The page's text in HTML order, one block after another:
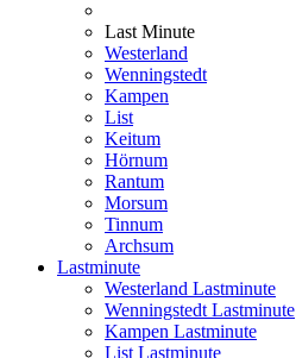
Last Minute
Westerland
Wenningstedt
Kampen
List
Keitum
Hörnum
Rantum
Morsum
Tinnum
Archsum
Lastminute
Westerland Lastminute
Wenningstedt Lastminute
Kampen Lastminute
List Lastminute